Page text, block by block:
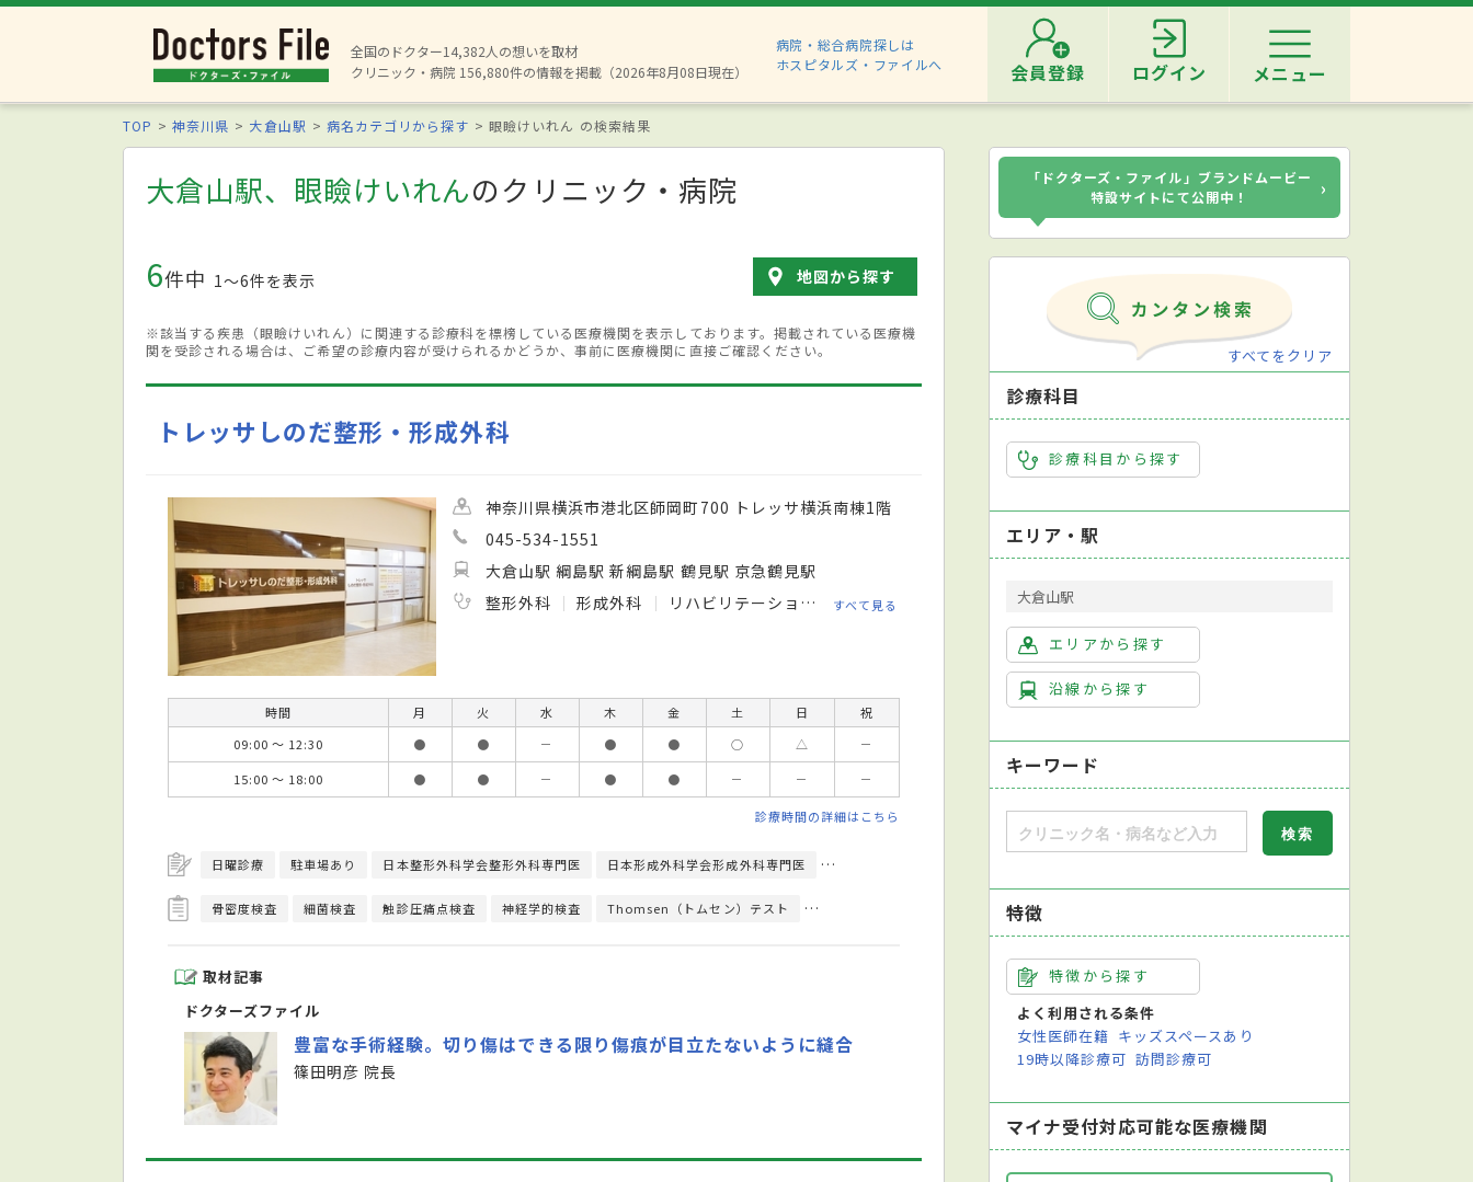
全国のドクター14,382人の想いを取材
クリニック・病院 156,880件の情報を掲載（2026年8月08日現在）
病院・総合病院探しは
ホスピタルズ・ファイルへ
会員登録 ログイン メニュー
TOP 神奈川県 大倉山駅 病名カテゴリから探す 眼瞼けいれん の検索結果
大倉山駅、眼瞼けいれんのクリニック・病院
6件中 1〜6件を表示 地図から探す
※該当する疾患（眼瞼けいれん）に関連する診療科を標榜している医療機関を表示しております。掲載されている医療機
関を受診される場合は、ご希望の診療内容が受けられるかどうか、事前に医療機関に直接ご確認ください。
トレッサしのだ整形・形成外科
神奈川県横浜市港北区師岡町700 トレッサ横浜南棟1階
045-534-1551
大倉山駅 綱島駅 新綱島駅 鶴見駅 京急鶴見駅
整形外科
形成外科 リハビリテーション科 リウマチ科
すべて見る
時間 月 火 水 木 金 土 日
祝
09:00 ～ 12:30
● ● － ● ● ○ △
－
15:00 ～ 18:00
● ● － ● ● － － －
診療時間の詳細はこちら
日曜診療 駐車場あり 日本整形外科学会整形外科専門医 日本形成外科学会形成外科専門医 日本リハビリテーション医学会リハビリテーション科専門医
骨密度検査 細菌検査 触診圧痛点検査 神経学的検査 Thomsen（トムセン）テスト 中指伸展テスト グラスピングテスト
取材記事
ドクターズファイル
豊富な手術経験。切り傷はできる限り傷痕が目立たないように縫合
篠田明彦 院長
「ドクターズ・ファイル」ブランドムービー
特設サイトにて公開中！
›
すべてをクリア
診療科目
診療科目から探す
エリア・駅
大倉山駅
エリアから探す
沿線から探す
キーワード
特徴
特徴から探す
よく利用される条件
女性医師在籍 キッズスペースあり
19時以降診療可 訪問診療可
マイナ受付対応可能な医療機関